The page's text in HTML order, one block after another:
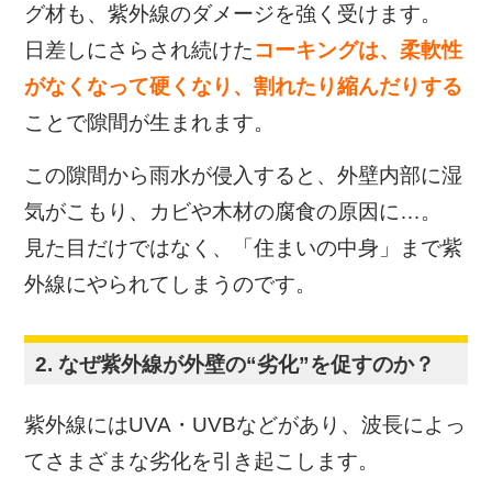
グ材も、紫外線のダメージを強く受けます。
日差しにさらされ続けたコーキングは、柔軟性
がなくなって硬くなり、割れたり縮んだりする
ことで隙間が生まれます。
この隙間から雨水が侵入すると、外壁内部に湿
気がこもり、カビや木材の腐食の原因に…。
見た目だけではなく、「住まいの中身」まで紫
外線にやられてしまうのです。
2. なぜ紫外線が外壁の“劣化”を促すのか？
紫外線にはUVA・UVBなどがあり、波長によっ
てさまざまな劣化を引き起こします。